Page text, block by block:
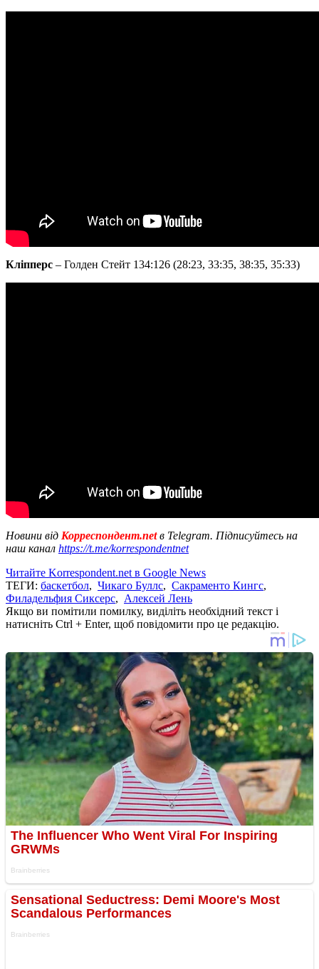
Кліпперс – Голден Стейт 134:126 (28:23, 33:35, 38:35, 35:33)
Новини від Корреспондент.netв Telegram. Підписуйтесь на
наш канал https://t.me/korrespondentnet
Читайте Korrespondent.net в Google News
ТЕГИ: баскетбол, Чикаго Буллс, Сакраменто Кингс,
Филадельфия Сиксерс, Алексей Лень
Якщо ви помітили помилку, виділіть необхідний текст і
натисніть Ctrl + Enter, щоб повідомити про це редакцію.